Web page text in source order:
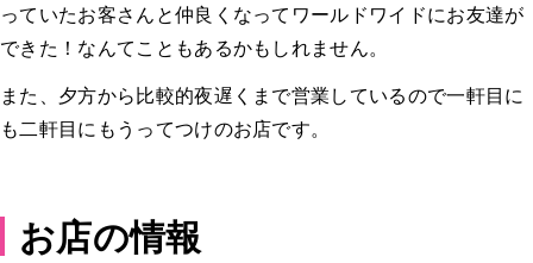
っていたお客さんと仲良くなってワールドワイドにお友達が
できた！なんてこともあるかもしれません。
また、夕方から比較的夜遅くまで営業しているので一軒目に
も二軒目にもうってつけのお店です。
お店の情報